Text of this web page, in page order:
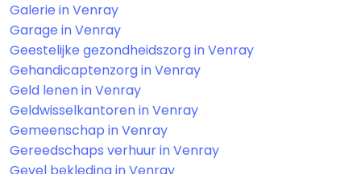
Galerie in Venray
Garage in Venray
Geestelijke gezondheidszorg in Venray
Gehandicaptenzorg in Venray
Geld lenen in Venray
Geldwisselkantoren in Venray
Gemeenschap in Venray
Gereedschaps verhuur in Venray